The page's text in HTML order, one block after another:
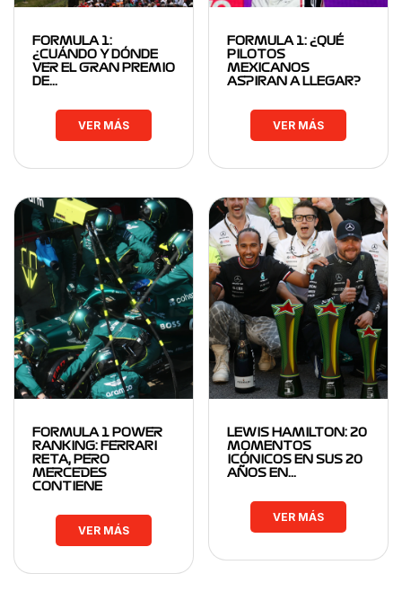
FORMULA 1:
¿CUÁNDO Y DÓNDE
VER EL GRAN PREMIO
DE…
VER MÁS
FORMULA 1: ¿QUÉ
PILOTOS
MEXICANOS
ASPIRAN A LLEGAR?
VER MÁS
FORMULA 1 POWER
RANKING: FERRARI
RETA, PERO
MERCEDES
CONTIENE
VER MÁS
LEWIS HAMILTON: 20
MOMENTOS
ICÓNICOS EN SUS 20
AÑOS EN…
VER MÁS